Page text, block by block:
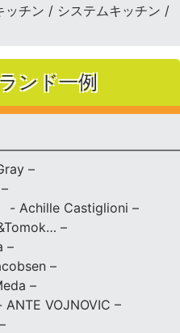
チン / システムキッチン /
ンド一例
–
- Achille Castiglioni –
–
–
–
–
VOJNOVIC –